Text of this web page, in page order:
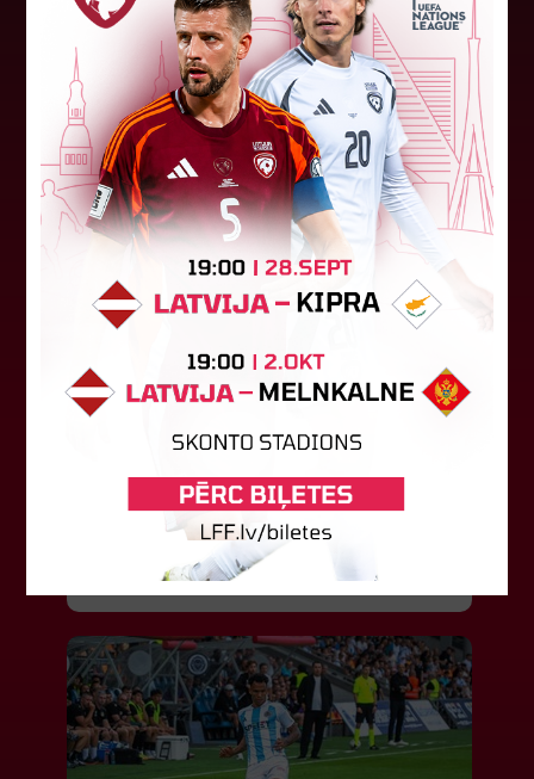
08. augusts 2026.
LFF DK 6. augusta lēmumi
LFF Disciplinārlietu komitejas sēdes protokols
Nr. DK 26/-38 Rīgā, 2026. gada 6. augustā.
Tverjanoviča-Bore, Raivis Grīnbergs...
07. augusts 2026.